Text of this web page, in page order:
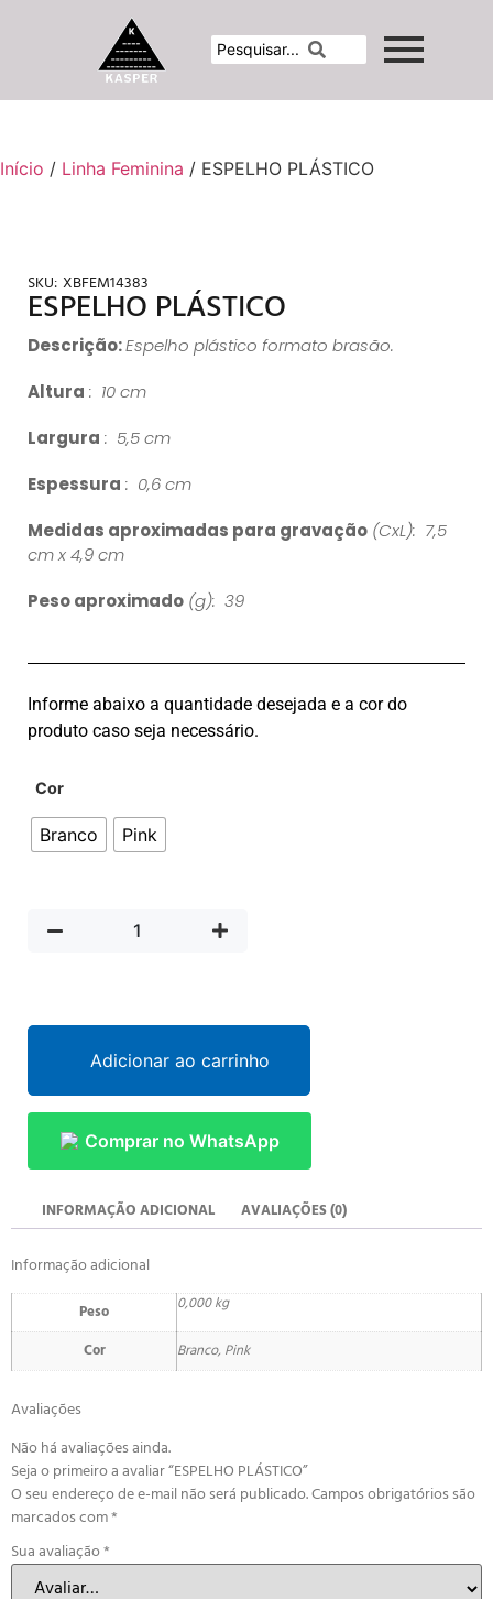
Início / Linha Feminina / ESPELHO PLÁSTICO
SKU: XBFEM14383
ESPELHO PLÁSTICO
Descrição:Espelho plástico formato brasão.
Altura : 10 cm
Largura : 5,5 cm
Espessura : 0,6 cm
Medidas aproximadas para gravação (CxL): 7,5
cm x 4,9 cm
Peso aproximado (g): 39
Informe abaixo a quantidade desejada e a cor do
produto caso seja necessário.
Cor
Branco Pink
Adicionar ao carrinho
Comprar no WhatsApp
INFORMAÇÃO ADICIONAL AVALIAÇÕES (0)
Informação adicional
Peso 0,000 kg
Cor Branco, Pink
Avaliações
Não há avaliações ainda.
Seja o primeiro a avaliar “ESPELHO PLÁSTICO”
O seu endereço de e-mail não será publicado.Campos obrigatórios são
marcados com*
Sua avaliação*